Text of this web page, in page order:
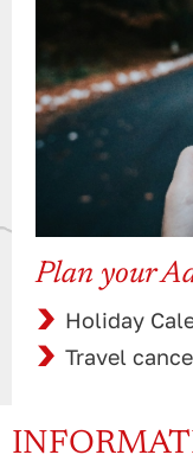
Plan your
Holiday
Travel